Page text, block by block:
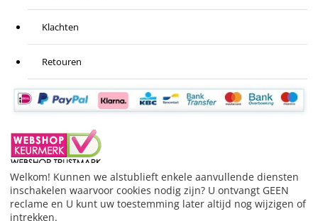
Klachten
Retouren
BESTELLING HERROEPEN
© 1999-2026 Stofzuigeronderdelen.nl.
Merknamen die
Welkom! Kunnen we alstublieft enkele aanvullende diensten
inschakelen waarvoor cookies nodig zijn? U ontvangt GEEN
reclame en U kunt uw toestemming later altijd nog wijzigen of
intrekken.